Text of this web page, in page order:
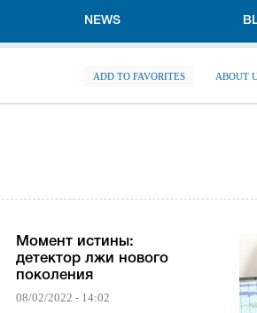
NEWS
ADD TO FAVORITES ABOUT
Момент истины:
детектор лжи нового
поколения
08/02/2022 - 14:02